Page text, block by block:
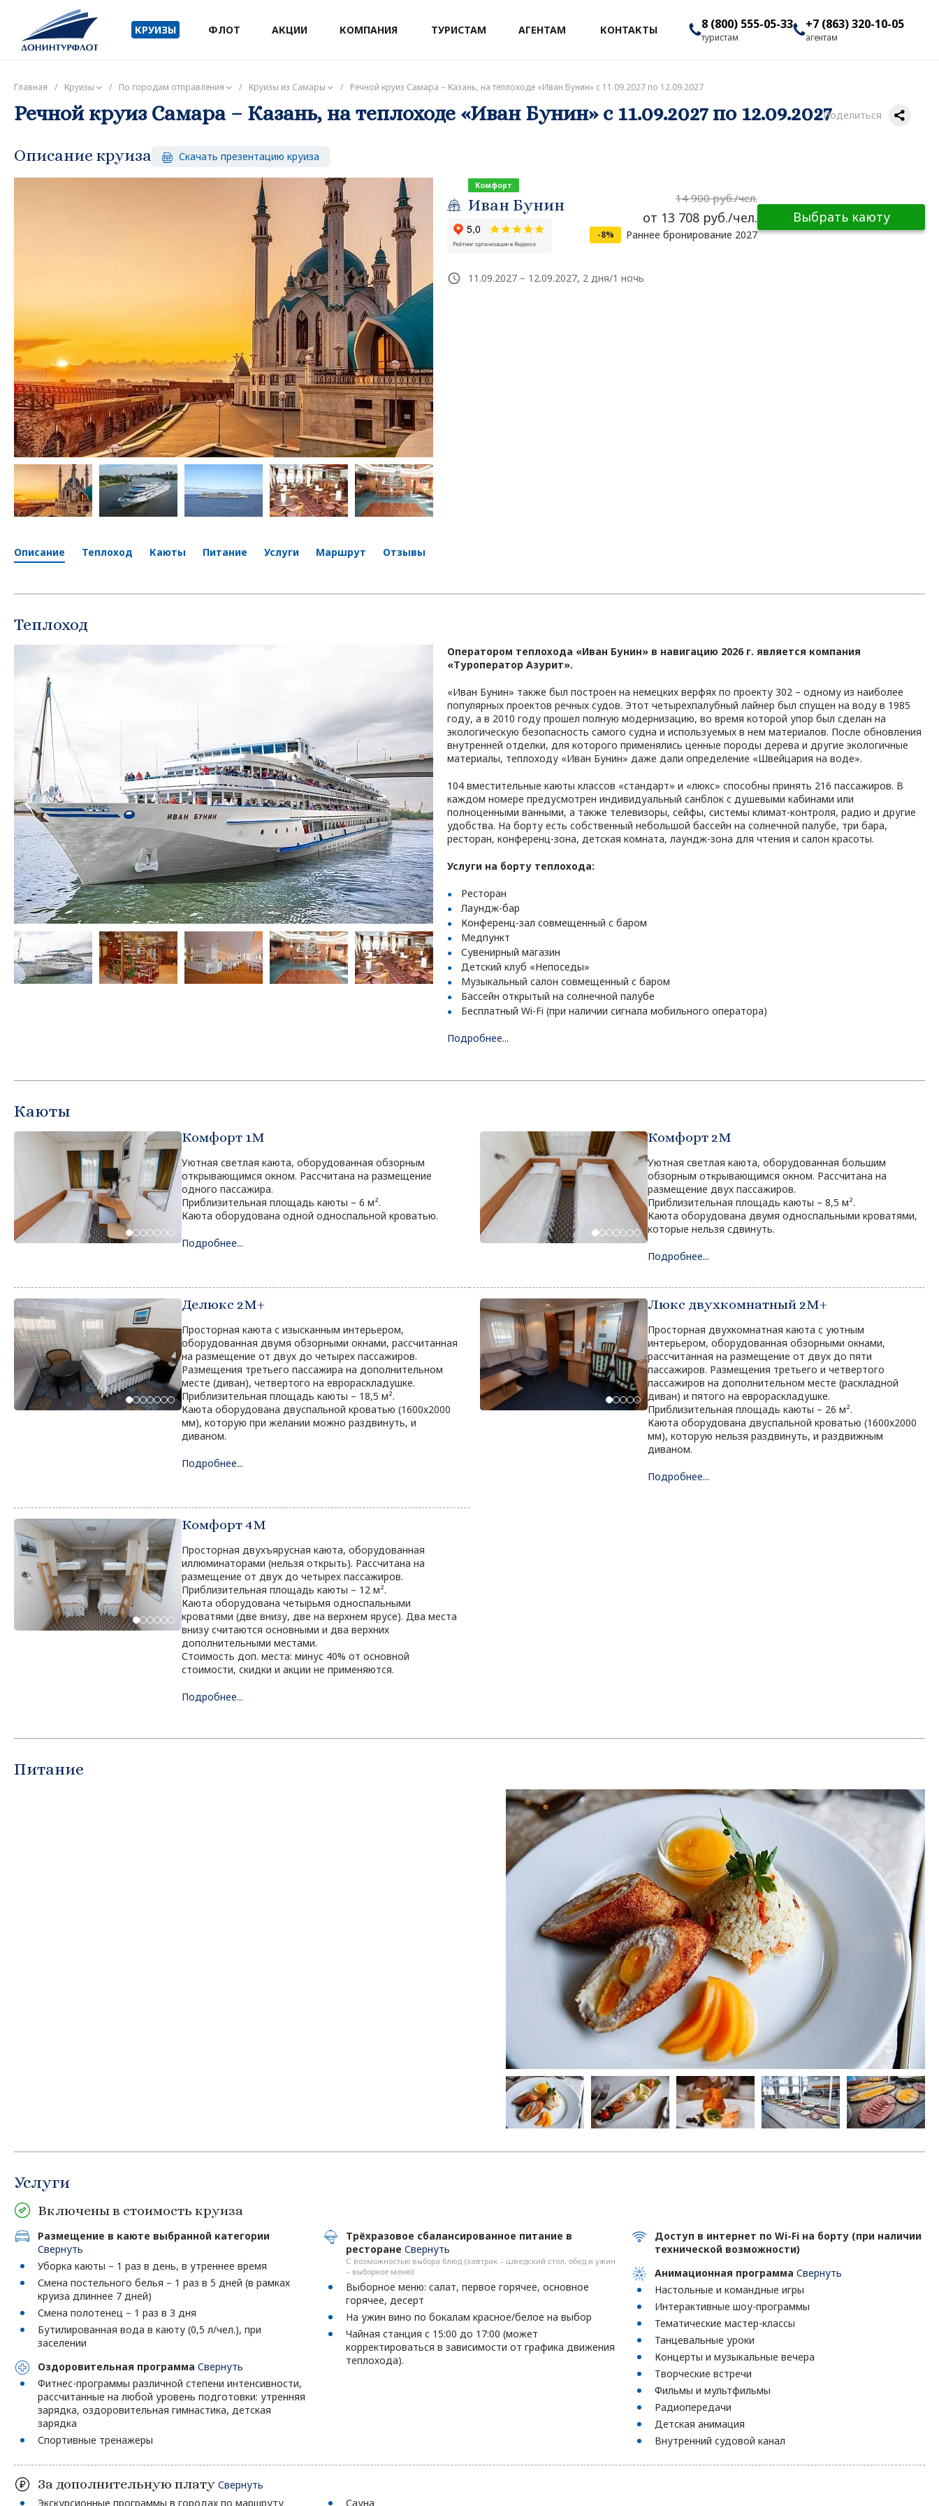
КРУИЗЫ ФЛОТ АКЦИИ КОМПАНИЯ ТУРИСТАМ АГЕНТАМ КОНТАКТЫ 8 (800) 555-05-33
туристам
+7 (863) 320-10-05
агентам
Главная / Круизы / По городам отправления / Круизы из Самары / Речной круиз Самара – Казань, на теплоходе «Иван Бунин» с 11.09.2027 по 12.09.2027
Речной круиз Самара – Казань, на теплоходе «Иван Бунин» с 11.09.2027 по 12.09.2027Поделиться
Описание круиза Скачать презентацию круиза
Комфорт
Иван Бунин 14 900 руб./чел.
от 13 708 руб./чел.
-8% Раннее бронирование 2027
Выбрать каюту
11.09.2027 – 12.09.2027, 2 дня/1 ночь
Описание Теплоход Каюты Питание Услуги Маршрут Отзывы
Теплоход
Оператором теплохода «Иван Бунин» в навигацию 2026 г. является компания
«Туроператор Азурит».
«Иван Бунин» также был построен на немецких верфях по проекту 302 – одному из наиболее
популярных проектов речных судов. Этот четырехпалубный лайнер был спущен на воду в 1985
году, а в 2010 году прошел полную модернизацию, во время которой упор был сделан на
экологическую безопасность самого судна и используемых в нем материалов. После обновления
внутренней отделки, для которого применялись ценные породы дерева и другие экологичные
материалы, теплоходу «Иван Бунин» даже дали определение «Швейцария на воде».
104 вместительные каюты классов «стандарт» и «люкс» способны принять 216 пассажиров. В
каждом номере предусмотрен индивидуальный санблок с душевыми кабинами или
полноценными ванными, а также телевизоры, сейфы, системы климат-контроля, радио и другие
удобства. На борту есть собственный небольшой бассейн на солнечной палубе, три бара,
ресторан, конференц-зона, детская комната, лаундж-зона для чтения и салон красоты.
Услуги на борту теплохода:
Ресторан
Лаундж-бар
Конференц-зал совмещенный с баром
Медпункт
Сувенирный магазин
Детский клуб «Непоседы»
Музыкальный салон совмещенный с баром
Бассейн открытый на солнечной палубе
Бесплатный Wi-Fi (при наличии сигнала мобильного оператора)
Подробнее...
Каюты
Комфорт 1M
Уютная светлая каюта, оборудованная обзорным
открывающимся окном. Рассчитана на размещение
одного пассажира.
Приблизительная площадь каюты – 6 м².
Каюта оборудована одной односпальной кроватью.
Подробнее...
Комфорт 2M
Уютная светлая каюта, оборудованная большим
обзорным открывающимся окном. Рассчитана на
размещение двух пассажиров.
Приблизительная площадь каюты – 8,5 м².
Каюта оборудована двумя односпальными кроватями,
которые нельзя сдвинуть.
Подробнее...
Делюкс 2М+
Просторная каюта с изысканным интерьером,
оборудованная двумя обзорными окнами, рассчитанная
на размещение от двух до четырех пассажиров.
Размещения третьего пассажира на дополнительном
месте (диван), четвертого на еврораскладушке.
Приблизительная площадь каюты – 18,5 м².
Каюта оборудована двуспальной кроватью (1600х2000
мм), которую при желании можно раздвинуть, и
диваном.
Подробнее...
Люкс двухкомнатный 2М+
Просторная двухкомнатная каюта с уютным
интерьером, оборудованная обзорными окнами,
рассчитанная на размещение от двух до пяти
пассажиров. Размещения третьего и четвертого
пассажиров на дополнительном месте (раскладной
диван) и пятого на еврораскладушке.
Приблизительная площадь каюты – 26 м².
Каюта оборудована двуспальной кроватью (1600х2000
мм), которую нельзя раздвинуть, и раздвижным
диваном.
Подробнее...
Комфорт 4M
Просторная двухъярусная каюта, оборудованная
иллюминаторами (нельзя открыть). Рассчитана на
размещение от двух до четырех пассажиров.
Приблизительная площадь каюты – 12 м².
Каюта оборудована четырьмя односпальными
кроватями (две внизу, две на верхнем ярусе). Два места
внизу считаются основными и два верхних
дополнительными местами.
Стоимость доп. места: минус 40% от основной
стоимости, скидки и акции не применяются.
Подробнее...
Питание
Услуги
Включены в стоимость круиза
Размещение в каюте выбранной категории
Свернуть
Уборка каюты – 1 раз в день, в утреннее время
Смена постельного белья – 1 раз в 5 дней (в рамках
круиза длиннее 7 дней)
Смена полотенец – 1 раз в 3 дня
Бутилированная вода в каюту (0,5 л/чел.), при
заселении
Оздоровительная программа Свернуть
Фитнес-программы различной степени интенсивности,
рассчитанные на любой уровень подготовки: утренняя
зарядка, оздоровительная гимнастика, детская
зарядка
Спортивные тренажеры
Трёхразовое сбалансированное питание в
ресторанеСвернуть
С возможностью выбора блюд (завтрак – шведский стол, обед и ужин
– выборное меню)
Выборное меню: салат, первое горячее, основное
горячее, десерт
На ужин вино по бокалам красное/белое на выбор
Чайная станция с 15:00 до 17:00 (может
корректироваться в зависимости от графика движения
теплохода).
Доступ в интернет по Wi-Fi на борту (при наличии
технической возможности)
Анимационная программа Свернуть
Настольные и командные игры
Интерактивные шоу-программы
Тематические мастер-классы
Танцевальные уроки
Концерты и музыкальные вечера
Творческие встречи
Фильмы и мультфильмы
Радиопередачи
Детская анимация
Внутренний судовой канал
За дополнительную плату Свернуть
Экскурсионные программы в городах по маршруту
Сауна